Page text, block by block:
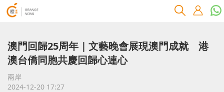
澳門回歸25周年｜文藝晚會展現澳門成就 港
澳台僑同胞共慶回歸心連心
兩岸
2024-12-20 17:27